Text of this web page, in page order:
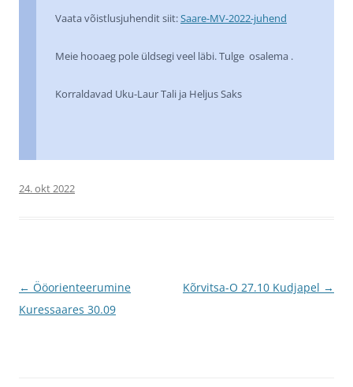
Vaata võistlusjuhendit siit:Saare-MV-2022-juhend
Meie hooaeg pole üldsegi veel läbi. Tulge osalema .
Korraldavad Uku-Laur Tali ja Heljus Saks
24. okt 2022
Postituste
töölaud
← Ööorienteerumine
Kuressaares 30.09
Kõrvitsa-O 27.10 Kudjapel →